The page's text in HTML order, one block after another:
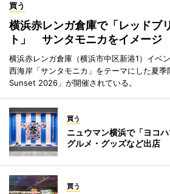
買う
横浜赤レンガ倉庫で「レッドブ
ト」 サンタモニカをイメージ
横浜赤レンガ倉庫（横浜市中区新港1）イベ
西海岸「サンタモニカ」をテーマにした夏
Sunset 2026」が開催されている。
買う
ニュウマン横浜で「ヨコ
グルメ・グッズなど出店
買う